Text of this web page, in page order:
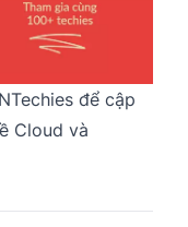
để cập
Cloud và